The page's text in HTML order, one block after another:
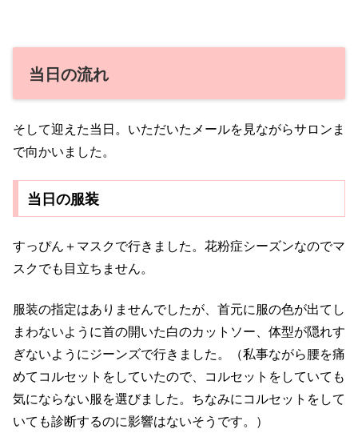
当日の流れ
そして迎えた当日。いただいたメールを見ながらサロンま
で向かいました。
当日の服装
すっぴん＋マスクで行きました。花粉症シーズンなのでマ
スクでも目立ちません。
服装の指定はありませんでしたが、首元に服の色が出てし
まわないように首の開いた白のカットソー、体型が隠れす
ぎないようにジーンズで行きました。（私事ながら腰を痛
めてコルセットをしていたので、コルセットをしていても
気にならない服を選びました。ちなみにコルセットをして
いても診断するのに影響はないそうです。）